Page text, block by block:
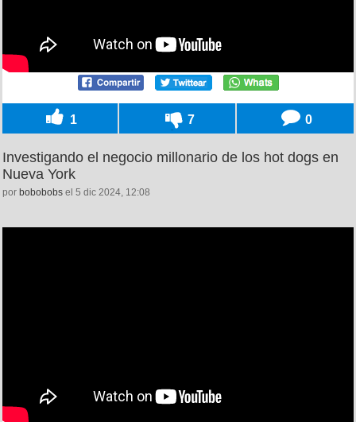
1 7 0
Investigando el negocio millonario de los hot dogs en
Nueva York
por bobobobs el 5 dic 2024, 12:08